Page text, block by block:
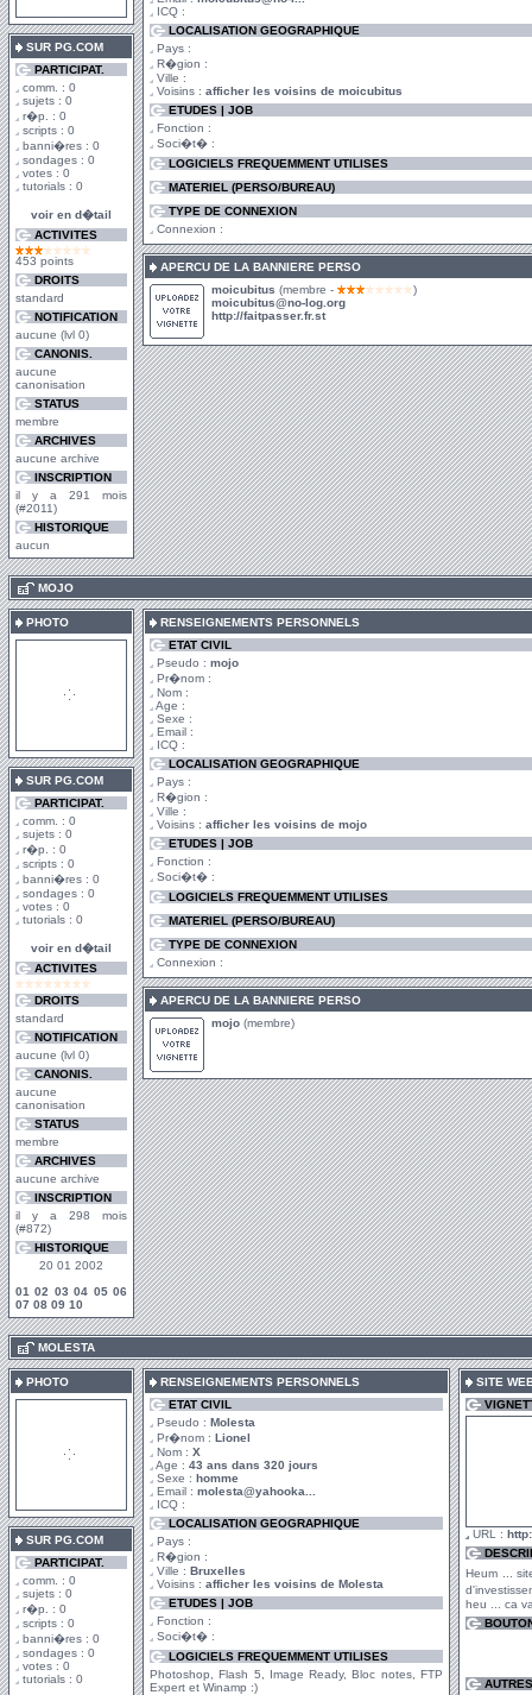
SUR PG.COM
PARTICIPAT.
comm. : 0
sujets : 0
r�p. : 0
scripts : 0
banni�res : 0
sondages : 0
votes : 0
tutorials : 0
voir en d�tail
ACTIVITES
453 points
DROITS
standard
NOTIFICATION
aucune (lvl 0)
CANONIS.
aucune
canonisation
STATUS
membre
ARCHIVES
aucune archive
INSCRIPTION
il y a 291 mois
(#2011)
HISTORIQUE
aucun
ICQ :
LOCALISATION GEOGRAPHIQUE
Pays :
R�gion :
Ville :
Voisins : afficher les voisins de moicubitus
ETUDES | JOB
Fonction :
Soci�t� :
LOGICIELS FREQUEMMENT UTILISES
MATERIEL (PERSO/BUREAU)
TYPE DE CONNEXION
Connexion :
APERCU DE LA BANNIERE PERSO
moicubitus (membre -
)
moicubitus@no-log.org
http://faitpasser.fr.st
MOJO
PHOTO
SUR PG.COM
PARTICIPAT.
comm. : 0
sujets : 0
r�p. : 0
scripts : 0
banni�res : 0
sondages : 0
votes : 0
tutorials : 0
voir en d�tail
ACTIVITES
DROITS
standard
NOTIFICATION
aucune (lvl 0)
CANONIS.
aucune
canonisation
STATUS
membre
ARCHIVES
aucune archive
INSCRIPTION
il y a 298 mois
(#872)
HISTORIQUE
20 01 2002
01 02 03 04 05 06
07 08 09 10
RENSEIGNEMENTS PERSONNELS
ETAT CIVIL
Pseudo : mojo
Pr�nom :
Nom :
Age :
Sexe :
Email :
ICQ :
LOCALISATION GEOGRAPHIQUE
Pays :
R�gion :
Ville :
Voisins : afficher les voisins de mojo
ETUDES | JOB
Fonction :
Soci�t� :
LOGICIELS FREQUEMMENT UTILISES
MATERIEL (PERSO/BUREAU)
TYPE DE CONNEXION
Connexion :
APERCU DE LA BANNIERE PERSO
mojo (membre)
MOLESTA
PHOTO
SUR PG.COM
PARTICIPAT.
comm. : 0
sujets : 0
r�p. : 0
scripts : 0
banni�res : 0
sondages : 0
votes : 0
tutorials : 0
RENSEIGNEMENTS PERSONNELS
ETAT CIVIL
Pseudo : Molesta
Pr�nom : Lionel
Nom : X
Age : 43 ans dans 320 jours
Sexe : homme
Email : molesta@yahooka...
ICQ :
LOCALISATION GEOGRAPHIQUE
Pays :
R�gion :
Ville : Bruxelles
Voisins : afficher les voisins de Molesta
ETUDES | JOB
Fonction :
Soci�t� :
LOGICIELS FREQUEMMENT UTILISES
Photoshop, Flash 5, Image Ready, Bloc notes, FTP
Expert et Winamp :)
SITE
URL :
Heum ...
heu ... ca